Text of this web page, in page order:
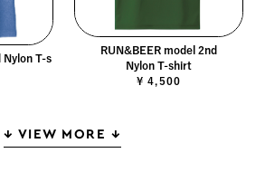
Nylon T-s
RUN&BEER model 2nd
Nylon T-shirt
¥ 4,500
↓ VIEW MORE ↓